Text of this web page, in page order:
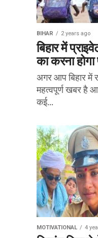
BIHAR 2 years ago
बिहार में
का करना
अगर आप बिहार में
महत्वपूर्ण खबर है
कई...
MOTIVATIONAL 4